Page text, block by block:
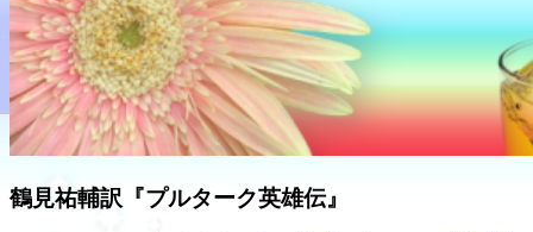
鶴見祐輔訳『プルターク英雄伝』